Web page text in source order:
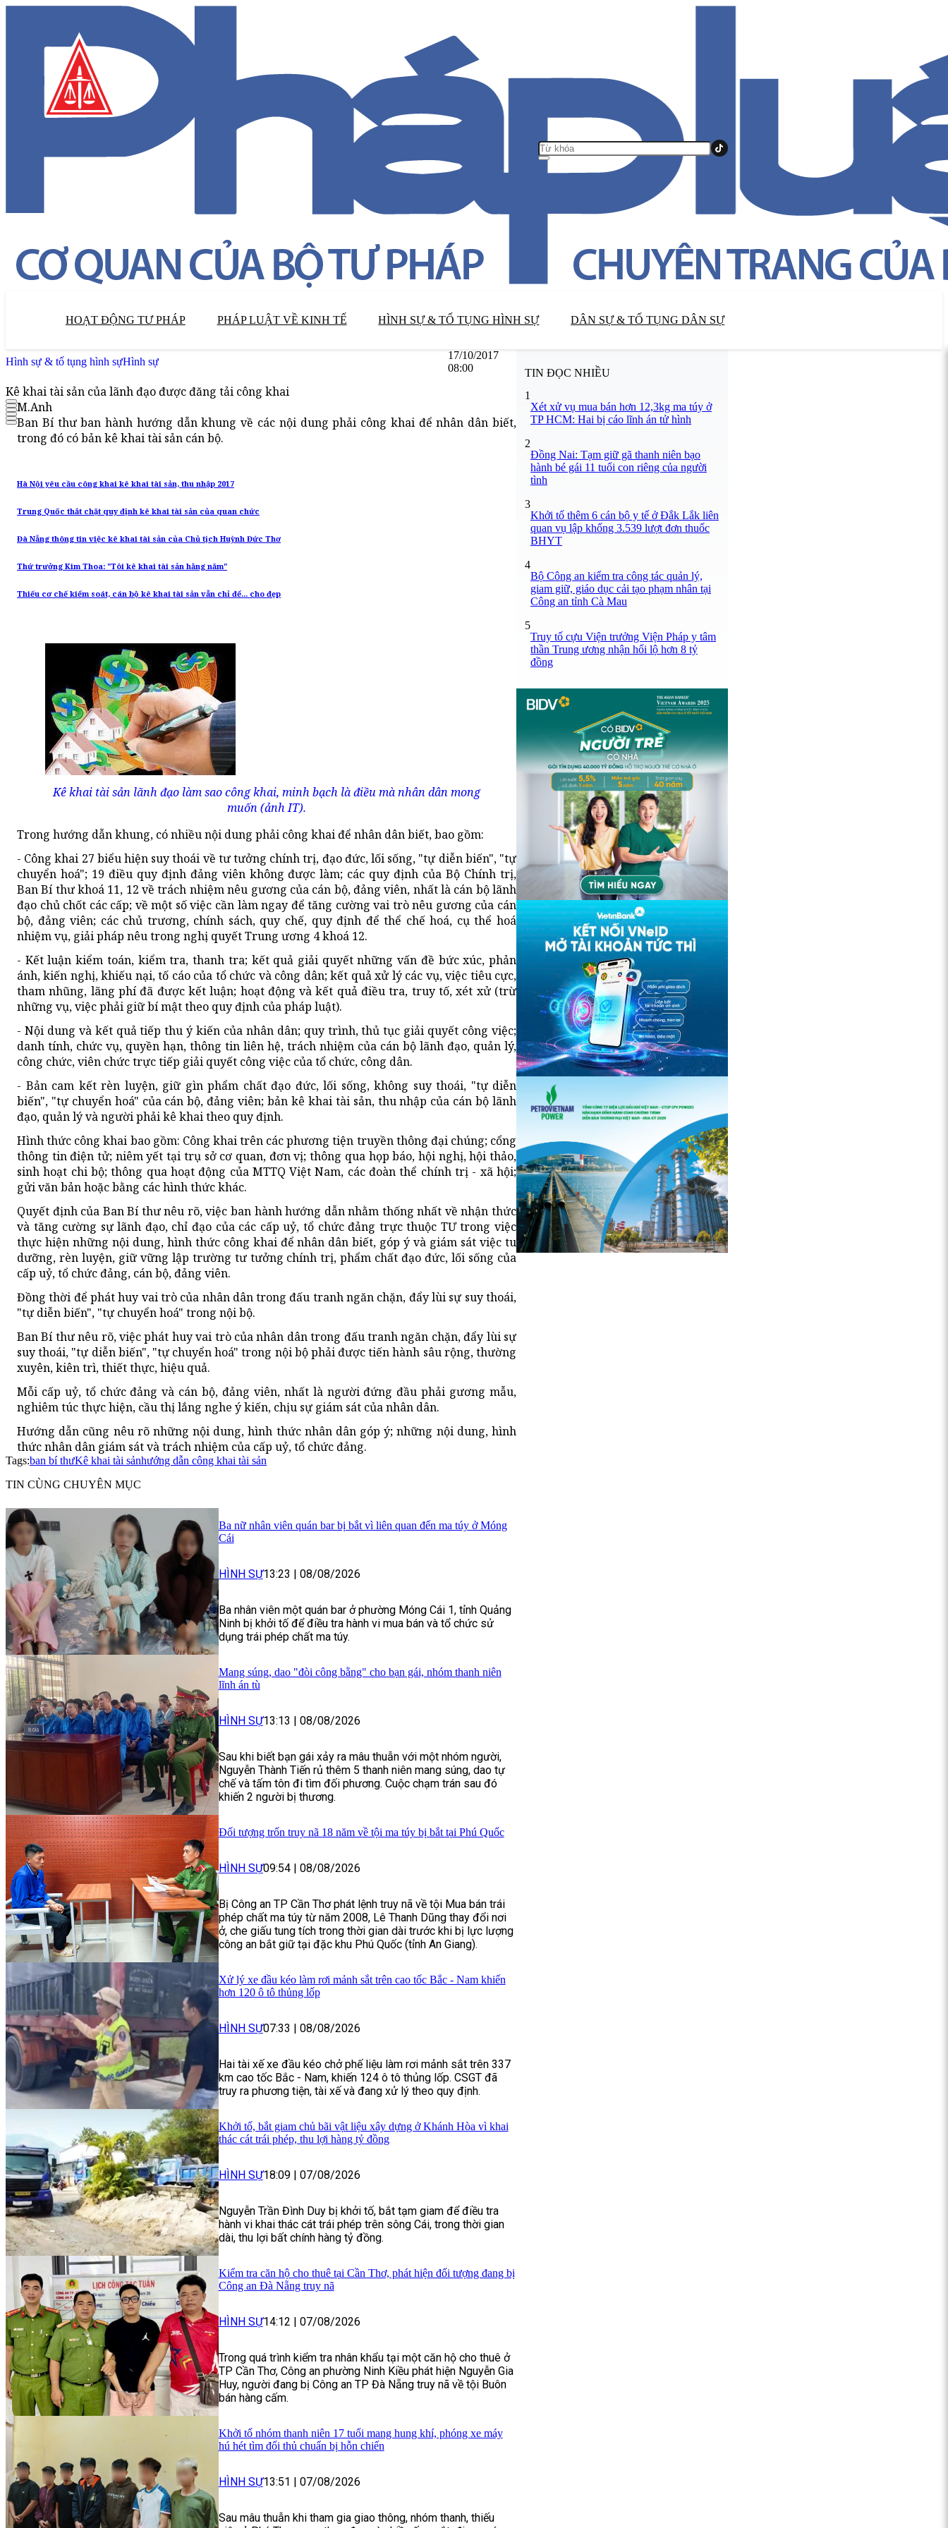
HOẠT ĐỘNG TƯ PHÁP PHÁP LUẬT VỀ KINH TẾ HÌNH SỰ & TỐ TỤNG HÌNH SỰ DÂN SỰ & TỐ TỤNG DÂN SỰ
Hình sự & tố tụng hình sựHình sự
17/10/2017
08:00
Kê khai tài sản của lãnh đạo được đăng tải công khai
M.Anh
Ban Bí thư ban hành hướng dẫn khung về các nội dung phải công khai để nhân dân biết,
trong đó có bản kê khai tài sản cán bộ.
Hà Nội yêu cầu công khai kê khai tài sản, thu nhập 2017
Trung Quốc thắt chặt quy định kê khai tài sản của quan chức
Đà Nẵng thông tin việc kê khai tài sản của Chủ tịch Huỳnh Đức Thơ
Thứ trưởng Kim Thoa: "Tôi kê khai tài sản hằng năm"
Thiếu cơ chế kiểm soát, cán bộ kê khai tài sản vẫn chỉ để... cho đẹp
Kê khai tài sản lãnh đạo làm sao công khai, minh bạch là điều mà nhân dân mong
muốn (ảnh IT).
Trong hướng dẫn khung, có nhiều nội dung phải công khai để nhân dân biết, bao gồm:
- Công khai 27 biểu hiện suy thoái về tư tưởng chính trị, đạo đức, lối sống, "tự diễn biến", "tự
chuyển hoá"; 19 điều quy định đảng viên không được làm; các quy định của Bộ Chính trị,
Ban Bí thư khoá 11, 12 về trách nhiệm nêu gương của cán bộ, đảng viên, nhất là cán bộ lãnh
đạo chủ chốt các cấp; về một số việc cần làm ngay để tăng cường vai trò nêu gương của cán
bộ, đảng viên; các chủ trương, chính sách, quy chế, quy định để thể chế hoá, cụ thể hoá
nhiệm vụ, giải pháp nêu trong nghị quyết Trung ương 4 khoá 12.
- Kết luận kiểm toán, kiểm tra, thanh tra; kết quả giải quyết những vấn đề bức xúc, phản
ánh, kiến nghị, khiếu nại, tố cáo của tổ chức và công dân; kết quả xử lý các vụ, việc tiêu cực,
tham nhũng, lãng phí đã được kết luận; hoạt động và kết quả điều tra, truy tố, xét xử (trừ
những vụ, việc phải giữ bí mật theo quy định của pháp luật).
- Nội dung và kết quả tiếp thu ý kiến của nhân dân; quy trình, thủ tục giải quyết công việc;
danh tính, chức vụ, quyền hạn, thông tin liên hệ, trách nhiệm của cán bộ lãnh đạo, quản lý,
công chức, viên chức trực tiếp giải quyết công việc của tổ chức, công dân.
- Bản cam kết rèn luyện, giữ gìn phẩm chất đạo đức, lối sống, không suy thoái, "tự diễn
biến", "tự chuyển hoá" của cán bộ, đảng viên; bản kê khai tài sản, thu nhập của cán bộ lãnh
đạo, quản lý và người phải kê khai theo quy định.
Hình thức công khai bao gồm: Công khai trên các phương tiện truyền thông đại chúng; cổng
thông tin điện tử; niêm yết tại trụ sở cơ quan, đơn vị; thông qua họp báo, hội nghị, hội thảo,
sinh hoạt chi bộ; thông qua hoạt động của MTTQ Việt Nam, các đoàn thể chính trị - xã hội;
gửi văn bản hoặc bằng các hình thức khác.
Quyết định của Ban Bí thư nêu rõ, việc ban hành hướng dẫn nhằm thống nhất về nhận thức
và tăng cường sự lãnh đạo, chỉ đạo của các cấp uỷ, tổ chức đảng trực thuộc TƯ trong việc
thực hiện những nội dung, hình thức công khai để nhân dân biết, góp ý và giám sát việc tu
dưỡng, rèn luyện, giữ vững lập trường tư tưởng chính trị, phẩm chất đạo đức, lối sống của
cấp uỷ, tổ chức đảng, cán bộ, đảng viên.
Đồng thời để phát huy vai trò của nhân dân trong đấu tranh ngăn chặn, đẩy lùi sự suy thoái,
"tự diễn biến", "tự chuyển hoá" trong nội bộ.
Ban Bí thư nêu rõ, việc phát huy vai trò của nhân dân trong đấu tranh ngăn chặn, đẩy lùi sự
suy thoái, "tự diễn biến", "tự chuyển hoá" trong nội bộ phải được tiến hành sâu rộng, thường
xuyên, kiên trì, thiết thực, hiệu quả.
Mỗi cấp uỷ, tổ chức đảng và cán bộ, đảng viên, nhất là người đứng đầu phải gương mẫu,
nghiêm túc thực hiện, cầu thị lắng nghe ý kiến, chịu sự giám sát của nhân dân.
Hướng dẫn cũng nêu rõ những nội dung, hình thức nhân dân góp ý; những nội dung, hình
thức nhân dân giám sát và trách nhiệm của cấp uỷ, tổ chức đảng.
Tags:ban bí thưKê khai tài sảnhướng dẫn công khai tài sản
TIN CÙNG CHUYÊN MỤC
Ba nữ nhân viên quán bar bị bắt vì liên quan đến ma túy ở Móng
Cái
HÌNH SỰ13:23 | 08/08/2026
Ba nhân viên một quán bar ở phường Móng Cái 1, tỉnh Quảng
Ninh bị khởi tố để điều tra hành vi mua bán và tổ chức sử
dụng trái phép chất ma túy.
Mang súng, dao "đòi công bằng" cho bạn gái, nhóm thanh niên
lĩnh án tù
HÌNH SỰ13:13 | 08/08/2026
Sau khi biết bạn gái xảy ra mâu thuẫn với một nhóm người,
Nguyễn Thành Tiến rủ thêm 5 thanh niên mang súng, dao tự
chế và tấm tôn đi tìm đối phương. Cuộc chạm trán sau đó
khiến 2 người bị thương.
Đối tượng trốn truy nã 18 năm về tội ma túy bị bắt tại Phú Quốc
HÌNH SỰ09:54 | 08/08/2026
Bị Công an TP Cần Thơ phát lệnh truy nã về tội Mua bán trái
phép chất ma túy từ năm 2008, Lê Thanh Dũng thay đổi nơi
ở, che giấu tung tích trong thời gian dài trước khi bị lực lượng
công an bắt giữ tại đặc khu Phú Quốc (tỉnh An Giang).
Xử lý xe đầu kéo làm rơi mảnh sắt trên cao tốc Bắc - Nam khiến
hơn 120 ô tô thủng lốp
HÌNH SỰ07:33 | 08/08/2026
Hai tài xế xe đầu kéo chở phế liệu làm rơi mảnh sắt trên 337
km cao tốc Bắc - Nam, khiến 124 ô tô thủng lốp. CSGT đã
truy ra phương tiện, tài xế và đang xử lý theo quy định.
Khởi tố, bắt giam chủ bãi vật liệu xây dựng ở Khánh Hòa vì khai
thác cát trái phép, thu lợi hàng tỷ đồng
HÌNH SỰ18:09 | 07/08/2026
Nguyễn Trần Đình Duy bị khởi tố, bắt tạm giam để điều tra
hành vi khai thác cát trái phép trên sông Cái, trong thời gian
dài, thu lợi bất chính hàng tỷ đồng.
Kiểm tra căn hộ cho thuê tại Cần Thơ, phát hiện đối tượng đang bị
Công an Đà Nẵng truy nã
HÌNH SỰ14:12 | 07/08/2026
Trong quá trình kiểm tra nhân khẩu tại một căn hộ cho thuê ở
TP Cần Thơ, Công an phường Ninh Kiều phát hiện Nguyễn Gia
Huy, người đang bị Công an TP Đà Nẵng truy nã về tội Buôn
bán hàng cấm.
Khởi tố nhóm thanh niên 17 tuổi mang hung khí, phóng xe máy
hú hét tìm đối thủ chuẩn bị hỗn chiến
HÌNH SỰ13:51 | 07/08/2026
Sau mâu thuẫn khi tham gia giao thông, nhóm thanh, thiếu
TIN ĐỌC NHIỀU
1
Xét xử vụ mua bán hơn 12,3kg ma túy ở
TP HCM: Hai bị cáo lĩnh án tử hình
2
Đồng Nai: Tạm giữ gã thanh niên bạo
hành bé gái 11 tuổi con riêng của người
tình
3
Khởi tố thêm 6 cán bộ y tế ở Đắk Lắk liên
quan vụ lập khống 3.539 lượt đơn thuốc
BHYT
4
Bộ Công an kiểm tra công tác quản lý,
giam giữ, giáo dục cải tạo phạm nhân tại
Công an tỉnh Cà Mau
5
Truy tố cựu Viện trưởng Viện Pháp y tâm
thần Trung ương nhận hối lộ hơn 8 tỷ
đồng